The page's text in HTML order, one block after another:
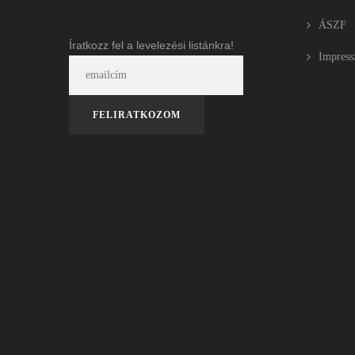
Íratkozz fel a levelezési listánkra!
ÁSZF